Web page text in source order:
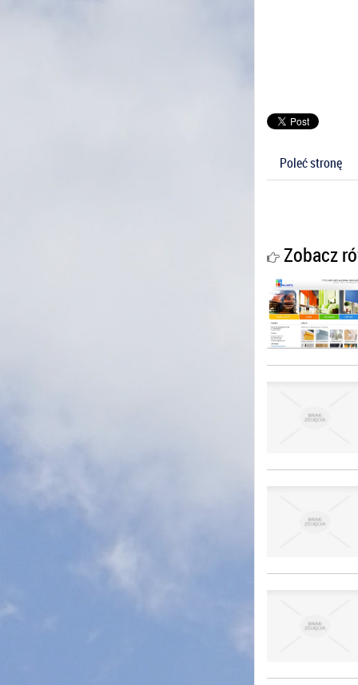
Poleć stronę
Zobacz